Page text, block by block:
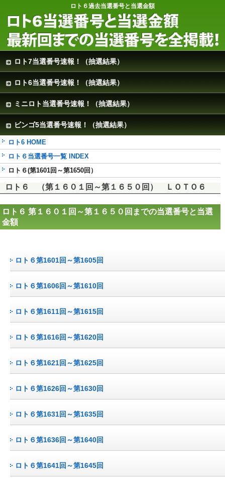
ロト６過去当選番号と当選金額
ロト7当選番号速報！（抽選結果）
ロト6当選番号速報！（抽選結果）
ミニロト当選番号速報！（抽選結果）
ビンゴ5当選番号速報！（抽選結果）
ロト6 HOME
ロト６当選番号一覧 INDEX
ロト６(第1601回～第1650回）
ロト６ （第１６０１回～第１６５０回） ＬＯＴＯ６
ロト６ 第１６０１回～第１６５０回までの当選番号と当選
金額
ロト６第1601回～第1605回
ロト６第1606回～第1610回
ロト６第1611回～第1615回
ロト６第1616回～第1620回
ロト６第1621回～第1625回
ロト６第1626回～第1630回
ロト６第1631回～第1635回
ロト６第1636回～第1640回
ロト６第1641回～第1645回